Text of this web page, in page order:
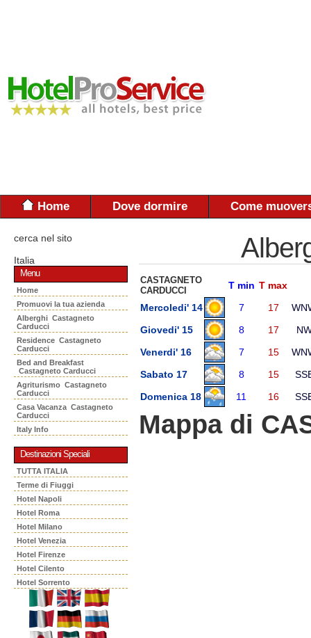
Home Dove dormire Come
cerca nel sito
Italia
Menu
Home
Promuovi la tua azienda
Alberghi Castagneto
Carducci
Residence Castagneto
Carducci
Bed and Breakfast
Castagneto Carducci
Agriturismo Castagneto
Carducci
Casa Vacanza Castagneto
Carducci
Italy Info
Destinazioni Speciali
TUTTA ITALIA
Terme di Fiuggi
Hotel Napoli
Hotel Roma
Hotel Milano
Hotel Venezia
Hotel Firenze
Hotel Cilento
Hotel Sorrento
CASTAGNETO
CARDUCCI
T min T max
Mercoledi' 14
7 17
Giovedi' 15
8 17
Venerdi' 16
7 15
Sabato 17
8 15
Domenica 18
11 16
Mappa di